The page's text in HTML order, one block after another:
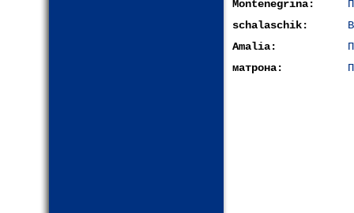
Montenegrina:
schalaschik:
Amalia:
матрона: